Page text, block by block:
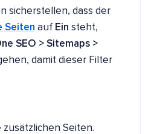
sicherstellen, dass der
Seiten auf Ein steht,
SEO > Sitemaps >
damit dieser Filter
zusätzlichen Seiten.